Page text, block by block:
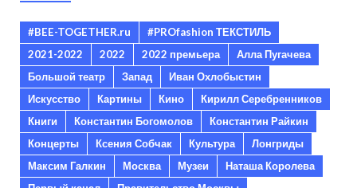
#BEE-TOGETHER.ru
#PROfashion ТЕКСТИЛЬ
2021-2022
2022 2022 премьера
Алла Пугачева
Большой театр
Запад
Иван Охлобыстин
Искусство
Картины Кино
Кирилл Серебренников
Книги
Константин Богомолов
Константин Райкин
Концерты
Ксения Собчак Культура
Лонгриды
Максим Галкин
Москва Музеи
Наташа Королева